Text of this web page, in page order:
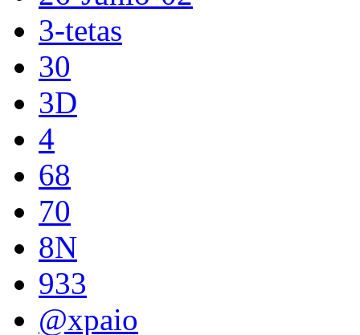
3-tetas
30
3D
4
68
70
8N
933
@xpaio